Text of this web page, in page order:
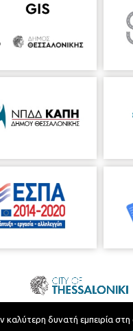
δυνατή εμπειρία στη